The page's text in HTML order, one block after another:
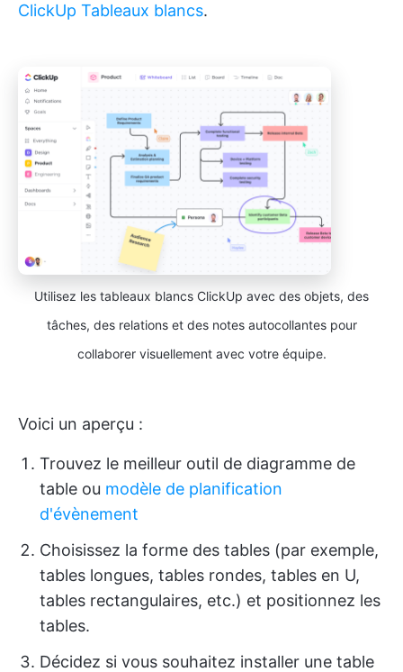
ClickUp Tableaux blancs.
Utilisez les tableaux blancs ClickUp avec des objets, des
tâches, des relations et des notes autocollantes pour
collaborer visuellement avec votre équipe.
Voici un aperçu :
Trouvez le meilleur outil de diagramme de
table ou modèle de planification
d'évènement
Choisissez la forme des tables (par exemple,
tables longues, tables rondes, tables en U,
tables rectangulaires, etc.) et positionnez les
tables.
Décidez si vous souhaitez installer une table